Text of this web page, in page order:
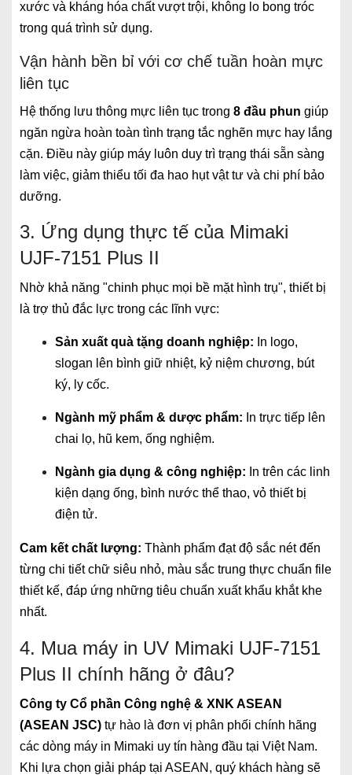
xước và kháng hóa chất vượt trội, không lo bong tróc
trong quá trình sử dụng.
Vận hành bền bỉ với cơ chế tuần hoàn mực
liên tục
Hệ thống lưu thông mực liên tục trong 8 đầu phun giúp
ngăn ngừa hoàn toàn tình trạng tắc nghẽn mực hay lắng
cặn. Điều này giúp máy luôn duy trì trạng thái sẵn sàng
làm việc, giảm thiểu tối đa hao hụt vật tư và chi phí bảo
dưỡng.
3. Ứng dụng thực tế của Mimaki
UJF-7151 Plus II
Nhờ khả năng "chinh phục mọi bề mặt hình trụ", thiết bị
là trợ thủ đắc lực trong các lĩnh vực:
Sản xuất quà tặng doanh nghiệp: In logo,
slogan lên bình giữ nhiệt, kỷ niệm chương, bút
ký, ly cốc.
Ngành mỹ phẩm & dược phẩm: In trực tiếp lên
chai lọ, hũ kem, ống nghiệm.
Ngành gia dụng & công nghiệp: In trên các linh
kiện dạng ống, bình nước thể thao, vỏ thiết bị
điện tử.
Cam kết chất lượng: Thành phẩm đạt độ sắc nét đến
từng chi tiết chữ siêu nhỏ, màu sắc trung thực chuẩn file
thiết kế, đáp ứng những tiêu chuẩn xuất khẩu khắt khe
nhất.
4. Mua máy in UV Mimaki UJF-7151
Plus II chính hãng ở đâu?
Công ty Cổ phần Công nghệ & XNK ASEAN
(ASEAN JSC) tự hào là đơn vị phân phối chính hãng
các dòng máy in Mimaki uy tín hàng đầu tại Việt Nam.
Khi lựa chọn giải pháp tại ASEAN, quý khách hàng sẽ